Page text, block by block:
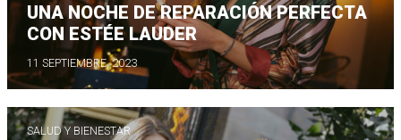
UNA NOCHE DE REPARACIÓN PERFECTA
CON ESTÉE LAUDER
11 SEPTIEMBRE, 2023
SALUD Y BIENESTAR